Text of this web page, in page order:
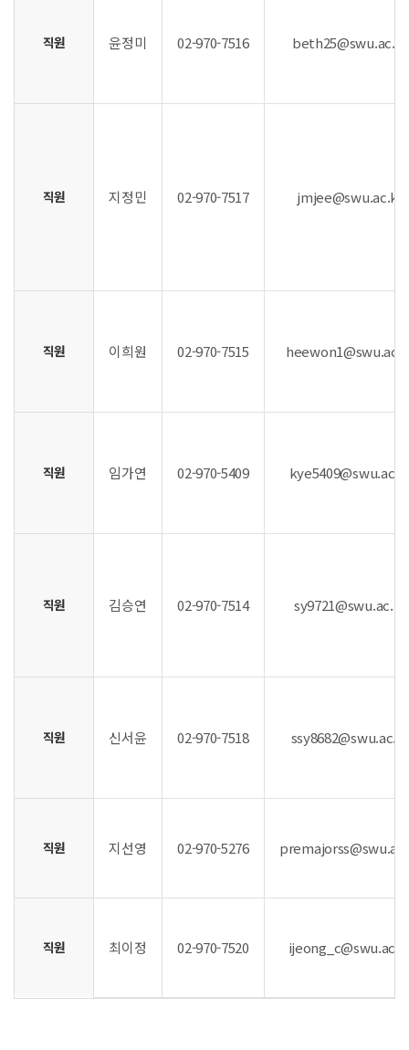
직원 윤정미 02-970-7516 beth25@swu.ac.kr
직원 지정민 02-970-7517 jmjee@swu.ac.kr
직원 이희원 02-970-7515
직원 임가연 02-970-5409
직원 김승연 02-970-7514 sy9721@swu.ac.kr
직원 신서윤 02-970-7518 ssy8682@swu.ac.kr
직원 지선영 02-970-5276
직원 최이정 02-970-7520